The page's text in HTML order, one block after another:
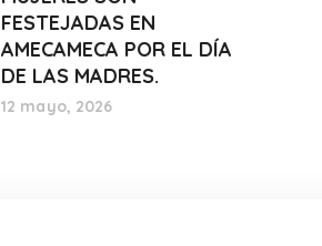
FESTEJADAS EN
AMECAMECA POR EL DÍA
DE LAS MADRES.
12 mayo, 2026